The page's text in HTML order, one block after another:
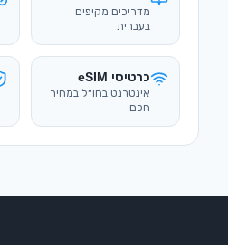
מדריכים מקיפים
בעברית
כרטיסי eSIM
אינטרנט בחו״ל במחיר
חכם